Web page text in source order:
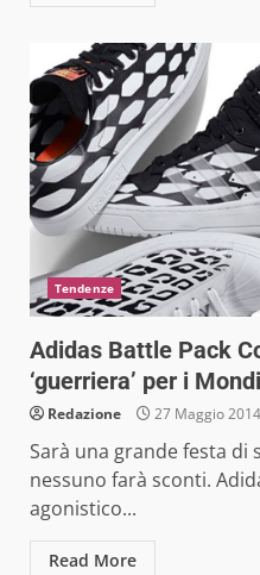
Tendenze
Adidas Battle Pack
‘guerriera’ per i
Redazione 27 Maggio 2014
Sarà una grande festa di
nessuno farà sconti.
agonistico...
Read More